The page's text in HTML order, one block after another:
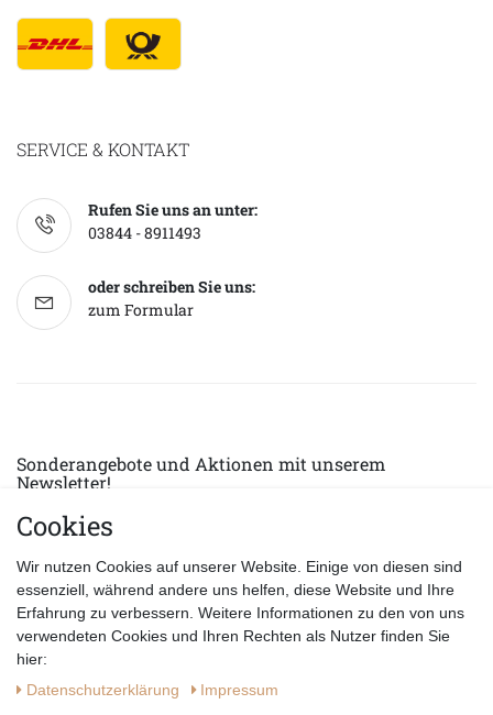
SERVICE & KONTAKT
Rufen Sie uns an unter:
03844 - 8911493
oder schreiben Sie uns:
zum Formular
Sonderangebote und Aktionen mit unserem
Newsletter!
E-MAIL *
Datenschutzerklärung
Cookies
Wir nutzen Cookies auf unserer Website. Einige von diesen sind
essenziell, während andere uns helfen, diese Website und Ihre
Erfahrung zu verbessern. Weitere Informationen zu den von uns
verwendeten Cookies und Ihren Rechten als Nutzer finden Sie
hier:
Daten­schutz­erklärung
Impressum